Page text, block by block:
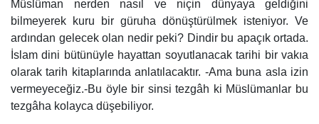
Müslüman nerden nasıl ve niçin dünyaya geldiğini
bilmeyerek kuru bir güruha dönüştürülmek isteniyor. Ve
ardından gelecek olan nedir peki? Dindir bu apaçık ortada.
İslam dini bütünüyle hayattan soyutlanacak tarihi bir vakıa
olarak tarih kitaplarında anlatılacaktır. -Ama buna asla izin
vermeyeceğiz.-Bu öyle bir sinsi tezgâh ki Müslümanlar bu
tezgâha kolayca düşebiliyor.